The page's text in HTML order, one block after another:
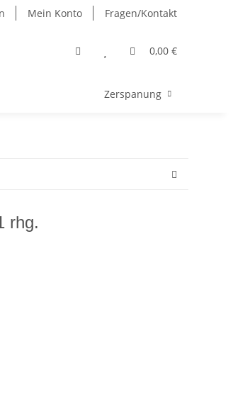
Mein Konto Fragen/Kontakt
0,00 €
Zerspanung
rhg.